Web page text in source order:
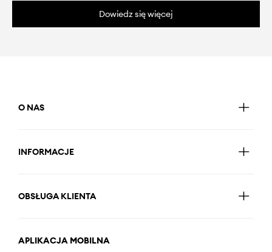
Dowiedz się więcej
O NAS
INFORMACJE
OBSŁUGA KLIENTA
APLIKACJA MOBILNA